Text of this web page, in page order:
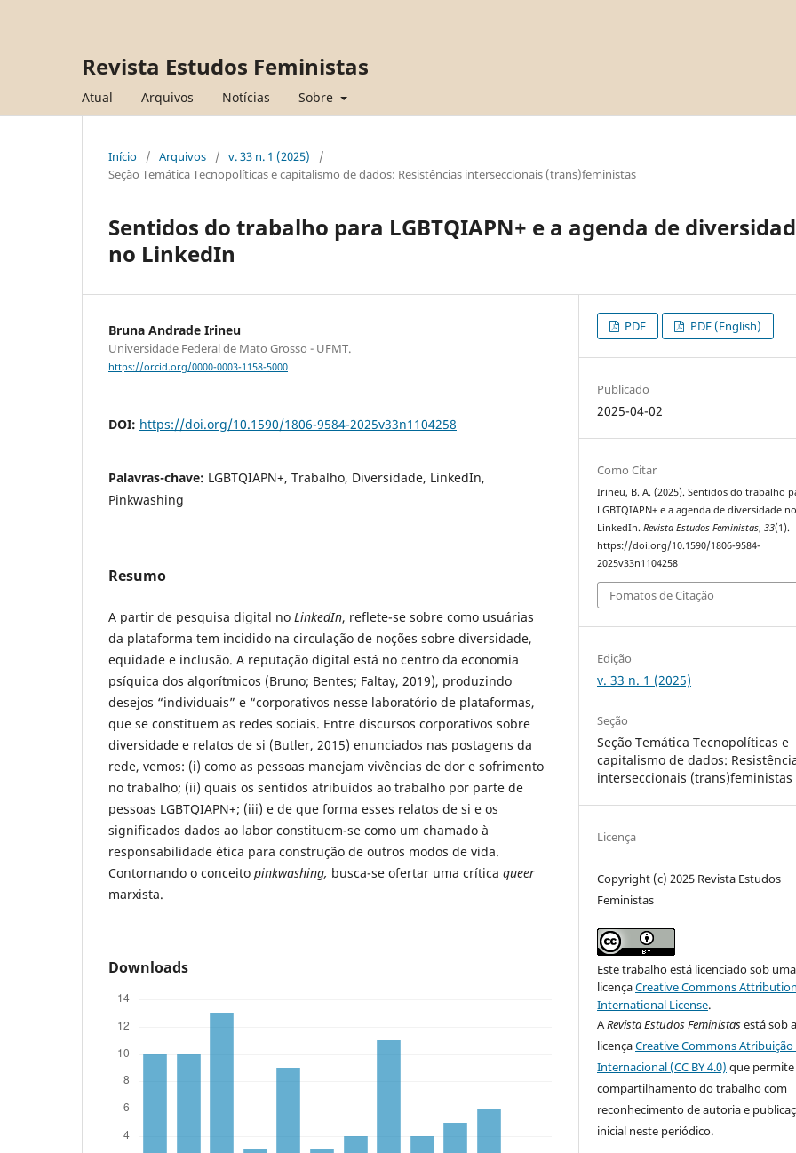
Revista Estudos Feministas
Atual Arquivos Notícias Sobre
Início / Arquivos / v. 33 n. 1 (2025)
/
Seção Temática Tecnopolíticas e capitalismo de dados: Resistências interseccionais (trans)feministas
Sentidos do trabalho para LGBTQIAPN+ e a agenda de
no LinkedIn
Bruna Andrade Irineu
Universidade Federal de Mato Grosso - UFMT.
https://orcid.org/0000-0003-1158-5000
DOI: https://doi.org/10.1590/1806-9584-2025v33n1104258
Palavras-chave: LGBTQIAPN+, Trabalho, Diversidade, LinkedIn,
Pinkwashing
Resumo
A partir de pesquisa digital no LinkedIn, reflete-se sobre como usuárias
da plataforma tem incidido na circulação de noções sobre diversidade,
equidade e inclusão. A reputação digital está no centro da economia
psíquica dos algorítmicos (Bruno; Bentes; Faltay, 2019), produzindo
desejos “individuais” e “corporativos nesse laboratório de plataformas,
que se constituem as redes sociais. Entre discursos corporativos sobre
diversidade e relatos de si (Butler, 2015) enunciados nas postagens da
rede, vemos: (i) como as pessoas manejam vivências de dor e sofrimento
no trabalho; (ii) quais os sentidos atribuídos ao trabalho por parte de
pessoas LGBTQIAPN+; (iii) e de que forma esses relatos de si e os
significados dados ao labor constituem-se como um chamado à
responsabilidade ética para construção de outros modos de vida.
Contornando o conceito pinkwashing, busca-se ofertar uma crítica queer
marxista.
Downloads
PDF PDF (English)
Publicado
2025-04-02
Como Citar
Irineu, B. A. (2025). Sentidos do trabalho
LGBTQIAPN+ e a agenda de diversidade
LinkedIn.Revista Estudos Feministas,33(1).
https://doi.org/10.1590/1806-9584-
2025v33n1104258
Fomatos de Citação
Edição
v. 33 n. 1 (2025)
Seção
Seção Temática Tecnopolíticas e
capitalismo de dados:
interseccionais (trans)feministas
Licença
Copyright (c) 2025 Revista Estudos
Feministas
Este trabalho está licenciado sob uma
licençaCreative Commons
International License.
ARevista Estudos Feministasestá sob
licençaCreative Commons Atribuição
Internacional (CC BY 4.0) que
compartilhamento do trabalho com
reconhecimento de autoria e
inicial neste periódico.